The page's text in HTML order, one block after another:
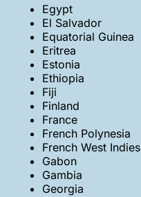
Egypt
El Salvador
Equatorial Guinea
Eritrea
Estonia
Ethiopia
Fiji
Finland
France
French Polynesia
French West Indies
Gabon
Gambia
Georgia